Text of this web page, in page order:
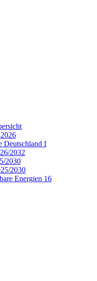
Deutschland I
2032
2030
2030
Energien 16